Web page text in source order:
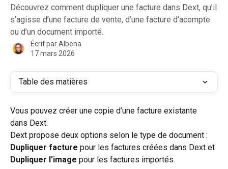
Découvrez comment dupliquer une facture dans Dext, qu’il
s’agisse d’une facture de vente, d’une facture d’acompte
ou d’un document importé.
Écrit parAlbena
17 mars 2026
Table des matières
Vous pouvez créer une copie d’une facture existante
dans Dext.
Dext propose deux options selon le type de document :
Dupliquer facture pour les factures créées dans Dext et
Dupliquer l’image pour les factures importés.